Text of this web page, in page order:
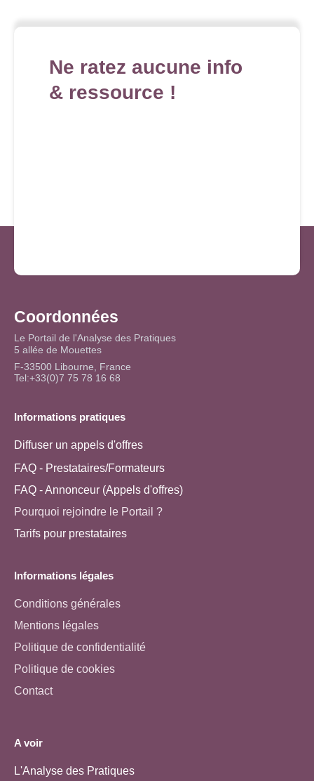
Ne ratez aucune info
& ressource !
Coordonnées
Le Portail de l'Analyse des Pratiques
5 allée de Mouettes
F-33500 Libourne, France
Tel:+33(0)7 75 78 16 68
Informations pratiques
Diffuser un appels d'offres
FAQ - Prestataires/Formateurs
FAQ - Annonceur (Appels d'offres)
Pourquoi rejoindre le Portail ?
Tarifs pour prestataires
Informations légales
Conditions générales
Mentions légales
Politique de confidentialité
Politique de cookies
Contact
A voir
L'Analyse des Pratiques